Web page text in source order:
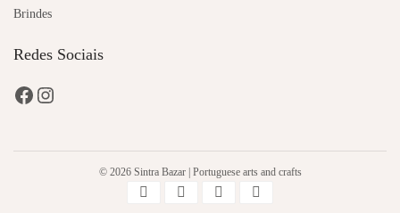
Brindes
Redes Sociais
© 2026 Sintra Bazar | Portuguese arts and crafts